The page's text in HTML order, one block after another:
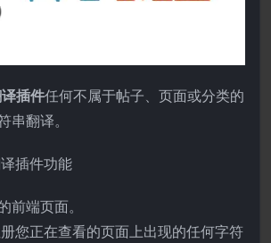
插件任何不属于帖子、页面或分类的
串翻译。
插件功能
前端页面。
您正在查看的页面上出现的任何字符